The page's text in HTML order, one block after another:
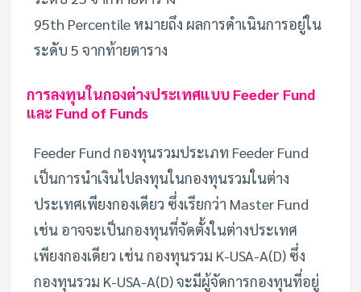
95th Percentile หมายถึง ผลการดำเนินการอยู่ใน
ระดับ 5 จากท้ายตาราง
การลงทุนในกองต่างประเทศแบบ Feeder Fund
และ Fund of Funds
Feeder Fund กองทุนรวมประเภท Feeder Fund
เป็นการนำเงินไปลงทุนในกองทุนรวมในต่าง
ประเทศเพียงกองเดียว ซึ่งเรียกว่า Master Fund
เช่น อาจจะเป็นกองทุนที่จัดตั้งในต่างประเทศ
เพียงกองเดียว เช่น กองทุนรวม K-USA-A(D) ซึ่ง
กองทุนรวม K-USA-A(D) จะมีผู้จัดการกองทุนที่อยู่